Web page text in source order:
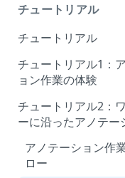
チュートリアル
チュートリアル
チュートリアル1：
ョン作業の体験
事前準備
プロジェクトの作
アノテーション作
チュートリアル2：
ーに沿ったアノテー
アノテーション作
ロー